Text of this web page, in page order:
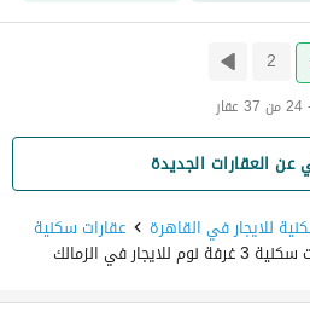
2
عن العقارات الجديدة
للايجار في القاهرة عقارات سكنية
نوم للايجار في الزمالك